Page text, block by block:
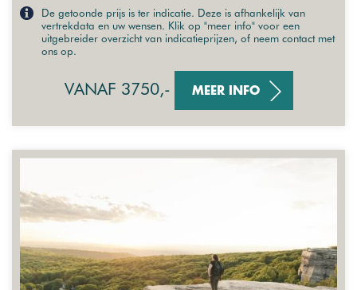
De getoonde prijs is ter indicatie. Deze is afhankelijk van
vertrekdata en uw wensen. Klik op "meer info" voor een
uitgebreider overzicht van indicatieprijzen, of neem contact met
ons op.
VANAF 3750,- MEER INFO